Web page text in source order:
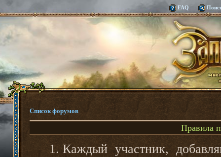
FAQ
Список форумов
Правила
Каждый участник,